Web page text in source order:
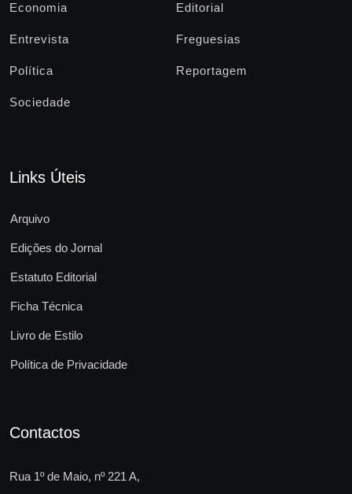
Economia Editorial
Entrevista Freguesias
Política Reportagem
Sociedade
Links Úteis
Arquivo
Edições do Jornal
Estatuto Editorial
Ficha Técnica
Livro de Estilo
Política de Privacidade
Contactos
Rua 1º de Maio, nº 221 A,